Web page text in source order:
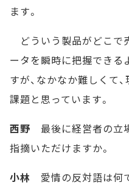
ます。
どういう製品がどこで
ータを瞬時に把握できる
すが、なかなか難しくて
課題と思っています。
西野 最後に経営者の立
指摘いただけますか。
小林 愛情の反対語は何